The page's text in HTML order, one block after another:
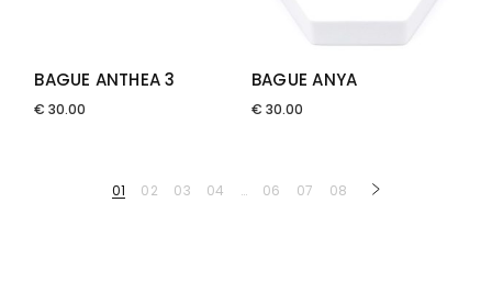
BAGUE ANTHEA 3
€ 30.00
BAGUE ANYA
€ 30.00
01 02 03 04 … 06 07 08